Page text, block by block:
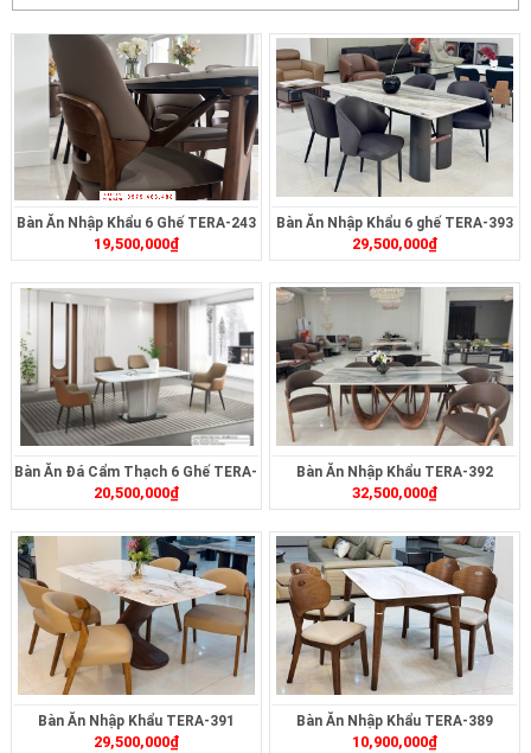
Bàn Ăn Nhập Khẩu 6 Ghế TERA-243
19,500,000₫
Bàn Ăn Nhập Khẩu 6 ghế TERA-393
29,500,000₫
Bàn Ăn Đá Cẩm Thạch 6 Ghế TERA-
MT2321
20,500,000₫
Bàn Ăn Nhập Khẩu TERA-392
32,500,000₫
Bàn Ăn Nhập Khẩu TERA-391
29,500,000₫
Bàn Ăn Nhập Khẩu TERA-389
10,900,000₫